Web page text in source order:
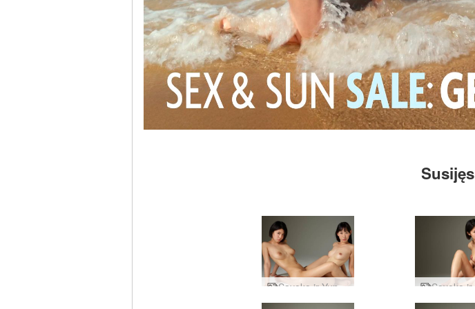
Susijęs
Sayoko ir Yun Geishas demaskuoti